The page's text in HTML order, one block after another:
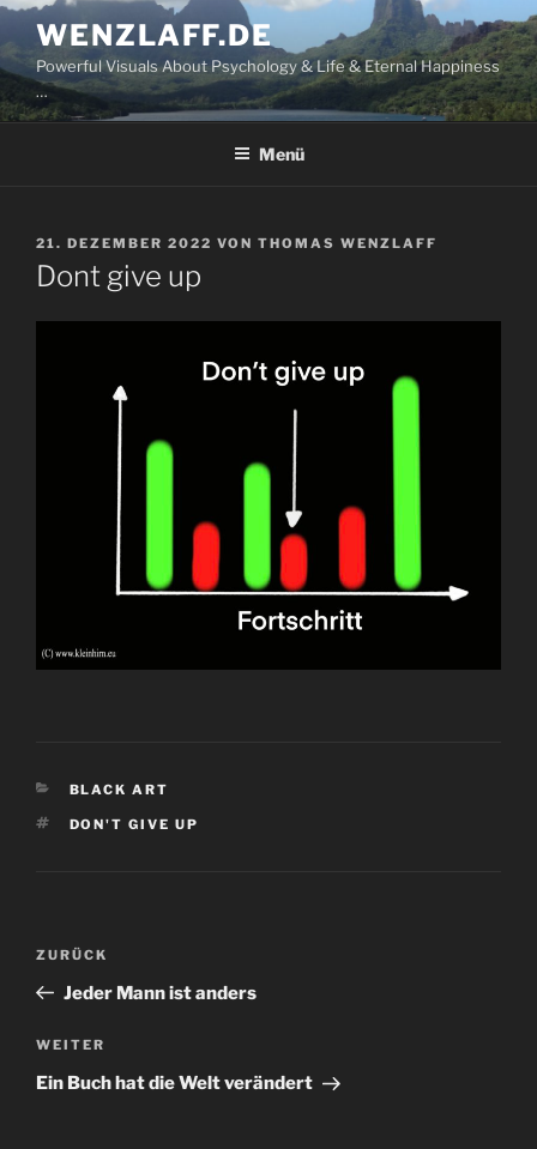
Zum
Inhalt
springen
WENZLAFF.DE
Powerful Visuals About Psychology & Life & Eternal Happiness
…
Menü
VERÖFFENTLICHT
AM
21. DEZEMBER 2022 VON THOMAS WENZLAFF
Dont give up
KATEGORIEN
BLACK ART
SCHLAGWÖRTER
DON'T GIVE UP
Beitragsnavigation
Vorheriger
Beitrag
ZURÜCK
Jeder Mann ist anders
Nächster
Beitrag
WEITER
Ein Buch hat die Welt verändert